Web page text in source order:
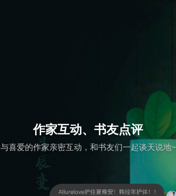
作家互动、书友点评
与喜爱的作家亲密互动，和书友们一起谈天说地~